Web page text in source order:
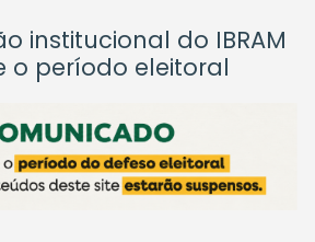
institucional do IBRAM
o período eleitoral